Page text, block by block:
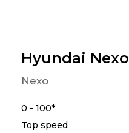
Hyundai Nexo
Nexo
0 - 100*
Top speed